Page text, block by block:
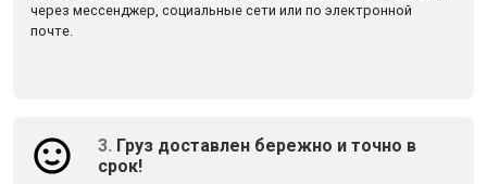
через мессенджер, социальные сети или по электронной
почте.
3. Груз доставлен бережно и точно в
срок!